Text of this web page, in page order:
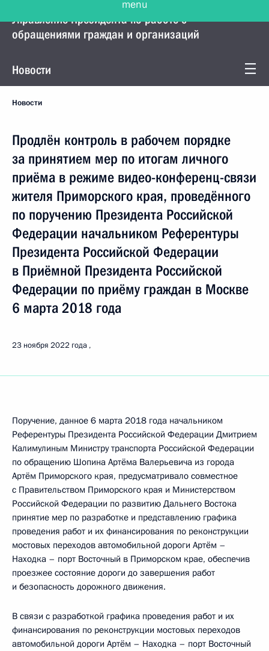
Управление Президента по работе с
обращениями граждан и организаций
Новости
Новости
Продлён контроль в рабочем порядке
за принятием мер по итогам личного
приёма в режиме видео-конференц-связи
жителя Приморского края, проведённого
по поручению Президента Российской
Федерации начальником Референтуры
Президента Российской Федерации
в Приёмной Президента Российской
Федерации по приёму граждан в Москве
6 марта 2018 года
23 ноября 2022 года
Поручение, данное 6 марта 2018 года начальником
Референтуры Президента Российской Федерации Дмитрием
Калимулиным Министру транспорта Российской Федерации
по обращению Шопина Артёма Валерьевича из города
Артём Приморского края, предусматривало совместное
с Правительством Приморского края и Министерством
Российской Федерации по развитию Дальнего Востока
принятие мер по разработке и представлению графика
проведения работ и их финансирования по реконструкции
мостовых переходов автомобильной дороги Артём –
Находка – порт Восточный в Приморском крае, обеспечив
проезжее состояние дороги до завершения работ
и безопасность дорожного движения.
В связи с разработкой графика проведения работ и их
финансирования по реконструкции мостовых переходов
автомобильной дороги Артём – Находка – порт Восточный